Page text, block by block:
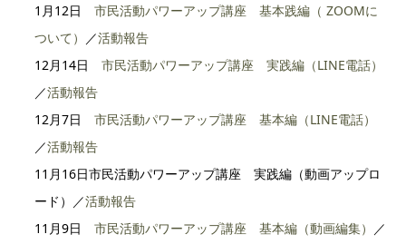
1月12日市民活動パワーアップ講座 基本践編（ ZOOMに
ついて） ／活動報告
12月14日市民活動パワーアップ講座 実践編（LINE電話）
／活動報告
12月7日市民活動パワーアップ講座 基本編（LINE電話）
／活動報告
11月16日市民活動パワーアップ講座 実践編（動画アップロ
ード）／活動報告
11月9日市民活動パワーアップ講座 基本編（動画編集） ／